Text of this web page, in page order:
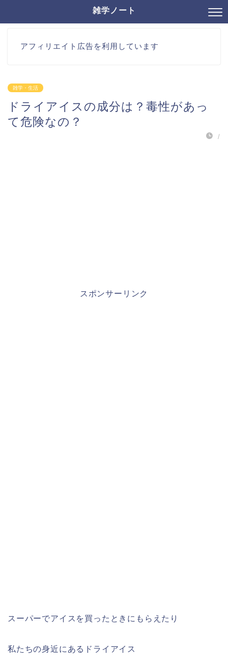
雑学ノート
アフィリエイト広告を利用しています
雑学・生活
ドライアイスの成分は？毒性があっ
て危険なの？
/
スポンサーリンク
スーパーでアイスを買ったときにもらえたり
私たちの身近にあるドライアイス